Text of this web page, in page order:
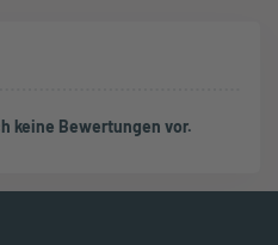
keine Bewertungen vor.